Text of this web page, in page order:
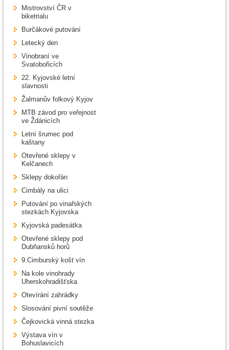
Mistrovství ČR v
biketrialu
Burčákové putování
Letecký den
Vinobraní ve
Svatobořicích
22. Kyjovské letní
slavnosti
Žalmanův folkový Kyjov
MTB závod pro veřejnost
ve Ždánicích
Letní šrumec pod
kaštany
Otevřené sklepy v
Kelčanech
Sklepy dokořán
Cimbály na ulici
Putování po vinařských
stezkách Kyjovska
Kyjovská padesátka
Otevřené sklepy pod
Dubňansků horů
9.Cimburský košt vín
Na kole vinohrady
Uherskohradišťska
Otevírání zahrádky
Slosování pivní soutěže
Čejkovická vinná stezka
Výstava vín v
Bohuslavicích